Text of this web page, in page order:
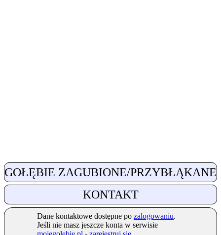
GOŁĘBIE ZAGUBIONE/PRZYBŁĄKANE
KONTAKT
Dane kontaktowe dostępne pozalogowaniu.
Jeśli nie masz jeszcze konta w serwisie